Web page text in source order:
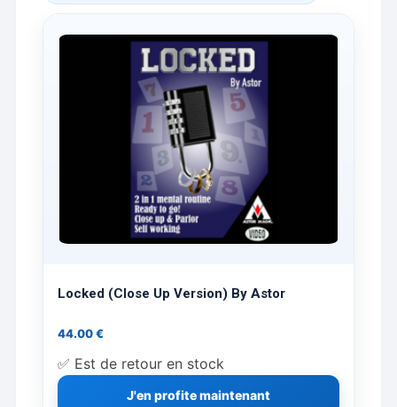
Locked (Close Up Version) By Astor
44.00€
✅ Est de retour en stock
J'en profite maintenant